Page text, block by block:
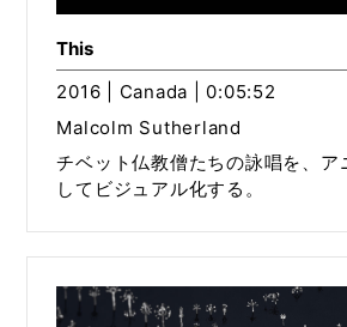
This
2016 | Canada | 0:05:52
Malcolm Sutherland
チベット仏教僧たちの詠唱を、ア
してビジュアル化する。